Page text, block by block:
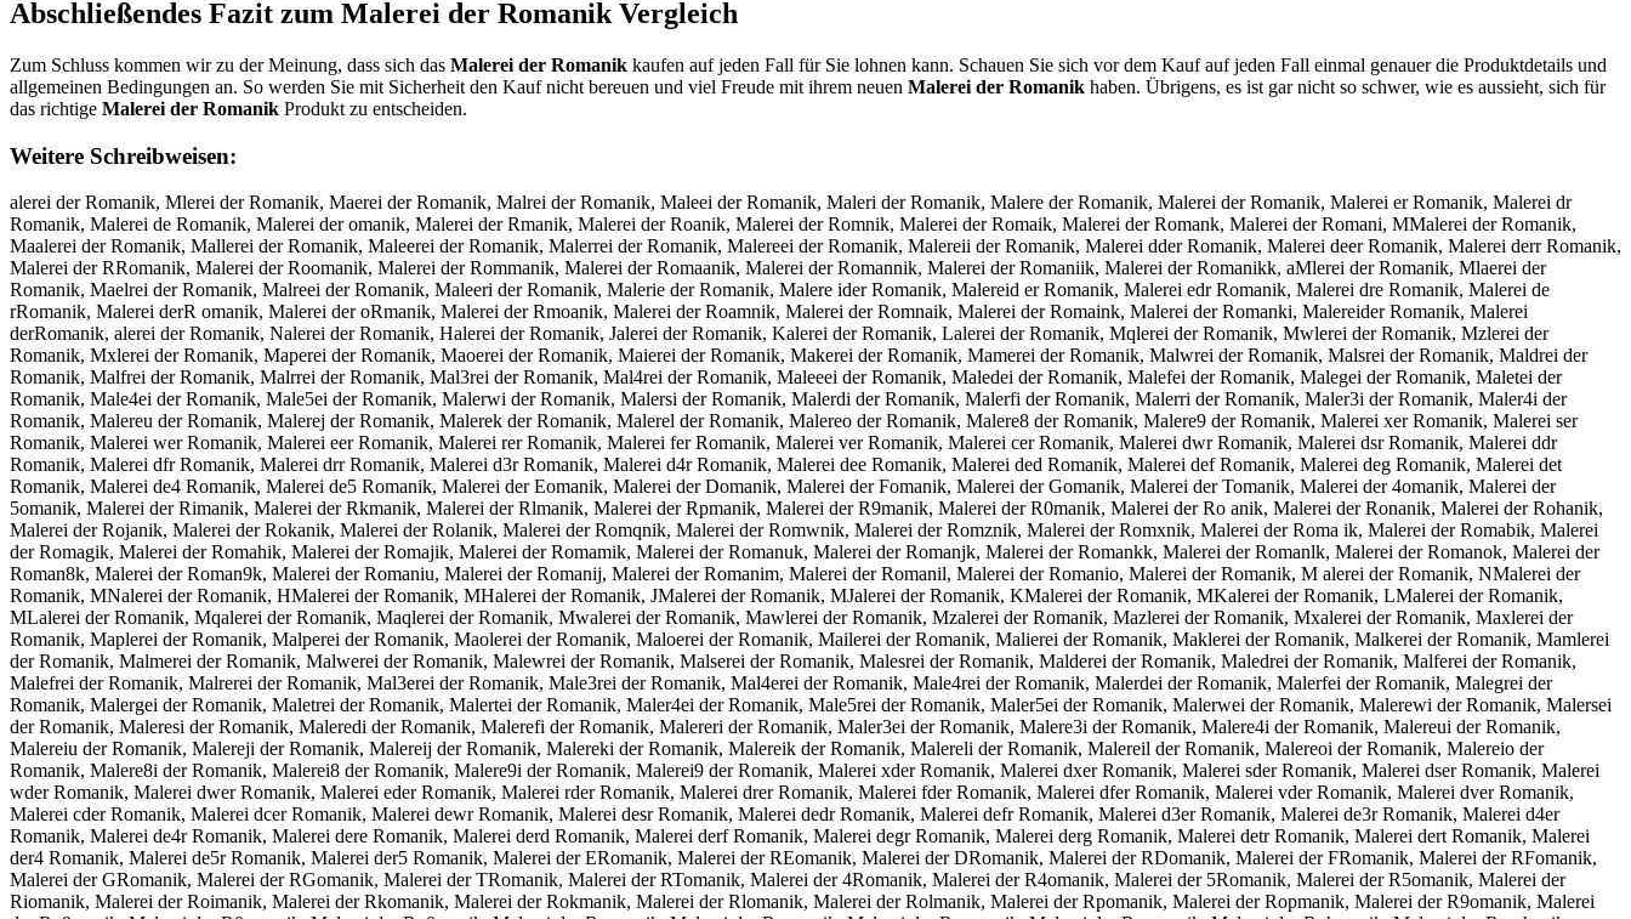
Abschließendes Fazit zum Malerei der Romanik Vergleich
Zum Schluss kommen wir zu der Meinung, dass sich das Malerei der Romanik kaufen auf jeden Fall für Sie lohnen kann. Schauen Sie sich vor dem Kauf auf jeden Fall einmal genauer die Produktdetails und
allgemeinen Bedingungen an. So werden Sie mit Sicherheit den Kauf nicht bereuen und viel Freude mit ihrem neuen Malerei der Romanik haben. Übrigens, es ist gar nicht so schwer, wie es aussieht, sich für
das richtige Malerei der Romanik Produkt zu entscheiden.
Weitere Schreibweisen:
alerei der Romanik, Mlerei der Romanik, Maerei der Romanik, Malrei der Romanik, Maleei der Romanik, Maleri der Romanik, Malere der Romanik, Malerei der Romanik, Malerei er Romanik, Malerei dr
Romanik, Malerei de Romanik, Malerei der omanik, Malerei der Rmanik, Malerei der Roanik, Malerei der Romnik, Malerei der Romaik, Malerei der Romank, Malerei der Romani, MMalerei der Romanik,
Maalerei der Romanik, Mallerei der Romanik, Maleerei der Romanik, Malerrei der Romanik, Malereei der Romanik, Malereii der Romanik, Malerei dder Romanik, Malerei deer Romanik, Malerei derr Romanik,
Malerei der RRomanik, Malerei der Roomanik, Malerei der Rommanik, Malerei der Romaanik, Malerei der Romannik, Malerei der Romaniik, Malerei der Romanikk, aMlerei der Romanik, Mlaerei der
Romanik, Maelrei der Romanik, Malreei der Romanik, Maleeri der Romanik, Malerie der Romanik, Malere ider Romanik, Malereid er Romanik, Malerei edr Romanik, Malerei dre Romanik, Malerei de
rRomanik, Malerei derR omanik, Malerei der oRmanik, Malerei der Rmoanik, Malerei der Roamnik, Malerei der Romnaik, Malerei der Romaink, Malerei der Romanki, Malereider Romanik, Malerei
derRomanik, alerei der Romanik, Nalerei der Romanik, Halerei der Romanik, Jalerei der Romanik, Kalerei der Romanik, Lalerei der Romanik, Mqlerei der Romanik, Mwlerei der Romanik, Mzlerei der
Romanik, Mxlerei der Romanik, Maperei der Romanik, Maoerei der Romanik, Maierei der Romanik, Makerei der Romanik, Mamerei der Romanik, Malwrei der Romanik, Malsrei der Romanik, Maldrei der
Romanik, Malfrei der Romanik, Malrrei der Romanik, Mal3rei der Romanik, Mal4rei der Romanik, Maleeei der Romanik, Maledei der Romanik, Malefei der Romanik, Malegei der Romanik, Maletei der
Romanik, Male4ei der Romanik, Male5ei der Romanik, Malerwi der Romanik, Malersi der Romanik, Malerdi der Romanik, Malerfi der Romanik, Malerri der Romanik, Maler3i der Romanik, Maler4i der
Romanik, Malereu der Romanik, Malerej der Romanik, Malerek der Romanik, Malerel der Romanik, Malereo der Romanik, Malere8 der Romanik, Malere9 der Romanik, Malerei xer Romanik, Malerei ser
Romanik, Malerei wer Romanik, Malerei eer Romanik, Malerei rer Romanik, Malerei fer Romanik, Malerei ver Romanik, Malerei cer Romanik, Malerei dwr Romanik, Malerei dsr Romanik, Malerei ddr
Romanik, Malerei dfr Romanik, Malerei drr Romanik, Malerei d3r Romanik, Malerei d4r Romanik, Malerei dee Romanik, Malerei ded Romanik, Malerei def Romanik, Malerei deg Romanik, Malerei det
Romanik, Malerei de4 Romanik, Malerei de5 Romanik, Malerei der Eomanik, Malerei der Domanik, Malerei der Fomanik, Malerei der Gomanik, Malerei der Tomanik, Malerei der 4omanik, Malerei der
5omanik, Malerei der Rimanik, Malerei der Rkmanik, Malerei der Rlmanik, Malerei der Rpmanik, Malerei der R9manik, Malerei der R0manik, Malerei der Ro anik, Malerei der Ronanik, Malerei der Rohanik,
Malerei der Rojanik, Malerei der Rokanik, Malerei der Rolanik, Malerei der Romqnik, Malerei der Romwnik, Malerei der Romznik, Malerei der Romxnik, Malerei der Roma ik, Malerei der Romabik, Malerei
der Romagik, Malerei der Romahik, Malerei der Romajik, Malerei der Romamik, Malerei der Romanuk, Malerei der Romanjk, Malerei der Romankk, Malerei der Romanlk, Malerei der Romanok, Malerei der
Roman8k, Malerei der Roman9k, Malerei der Romaniu, Malerei der Romanij, Malerei der Romanim, Malerei der Romanil, Malerei der Romanio, Malerei der Romanik, M alerei der Romanik, NMalerei der
Romanik, MNalerei der Romanik, HMalerei der Romanik, MHalerei der Romanik, JMalerei der Romanik, MJalerei der Romanik, KMalerei der Romanik, MKalerei der Romanik, LMalerei der Romanik,
MLalerei der Romanik, Mqalerei der Romanik, Maqlerei der Romanik, Mwalerei der Romanik, Mawlerei der Romanik, Mzalerei der Romanik, Mazlerei der Romanik, Mxalerei der Romanik, Maxlerei der
Romanik, Maplerei der Romanik, Malperei der Romanik, Maolerei der Romanik, Maloerei der Romanik, Mailerei der Romanik, Malierei der Romanik, Maklerei der Romanik, Malkerei der Romanik, Mamlerei
der Romanik, Malmerei der Romanik, Malwerei der Romanik, Malewrei der Romanik, Malserei der Romanik, Malesrei der Romanik, Malderei der Romanik, Maledrei der Romanik, Malferei der Romanik,
Malefrei der Romanik, Malrerei der Romanik, Mal3erei der Romanik, Male3rei der Romanik, Mal4erei der Romanik, Male4rei der Romanik, Malerdei der Romanik, Malerfei der Romanik, Malegrei der
Romanik, Malergei der Romanik, Maletrei der Romanik, Malertei der Romanik, Maler4ei der Romanik, Male5rei der Romanik, Maler5ei der Romanik, Malerwei der Romanik, Malerewi der Romanik, Malersei
der Romanik, Maleresi der Romanik, Maleredi der Romanik, Malerefi der Romanik, Malereri der Romanik, Maler3ei der Romanik, Malere3i der Romanik, Malere4i der Romanik, Malereui der Romanik,
Malereiu der Romanik, Malereji der Romanik, Malereij der Romanik, Malereki der Romanik, Malereik der Romanik, Malereli der Romanik, Malereil der Romanik, Malereoi der Romanik, Malereio der
Romanik, Malere8i der Romanik, Malerei8 der Romanik, Malere9i der Romanik, Malerei9 der Romanik, Malerei xder Romanik, Malerei dxer Romanik, Malerei sder Romanik, Malerei dser Romanik, Malerei
wder Romanik, Malerei dwer Romanik, Malerei eder Romanik, Malerei rder Romanik, Malerei drer Romanik, Malerei fder Romanik, Malerei dfer Romanik, Malerei vder Romanik, Malerei dver Romanik,
Malerei cder Romanik, Malerei dcer Romanik, Malerei dewr Romanik, Malerei desr Romanik, Malerei dedr Romanik, Malerei defr Romanik, Malerei d3er Romanik, Malerei de3r Romanik, Malerei d4er
Romanik, Malerei de4r Romanik, Malerei dere Romanik, Malerei derd Romanik, Malerei derf Romanik, Malerei degr Romanik, Malerei derg Romanik, Malerei detr Romanik, Malerei dert Romanik, Malerei
der4 Romanik, Malerei de5r Romanik, Malerei der5 Romanik, Malerei der ERomanik, Malerei der REomanik, Malerei der DRomanik, Malerei der RDomanik, Malerei der FRomanik, Malerei der RFomanik,
Malerei der GRomanik, Malerei der RGomanik, Malerei der TRomanik, Malerei der RTomanik, Malerei der 4Romanik, Malerei der R4omanik, Malerei der 5Romanik, Malerei der R5omanik, Malerei der
Riomanik, Malerei der Roimanik, Malerei der Rkomanik, Malerei der Rokmanik, Malerei der Rlomanik, Malerei der Rolmanik, Malerei der Rpomanik, Malerei der Ropmanik, Malerei der R9omanik, Malerei